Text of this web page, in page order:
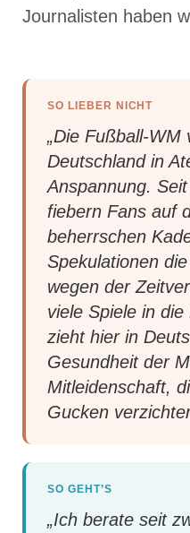
Journalisten haben
SO LIEBER NICHT
„Die Fußball-WM
Deutschland in
Anspannung.
fiebern Fans auf
beherrschen
Spekulationen
wegen der
viele Spiele in
zieht hier in
Gesundheit der
Mitleidenschaft,
Gucken
SO GEHT’S
„Ich berate seit